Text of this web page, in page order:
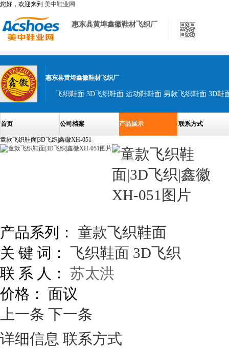
您好，欢迎来到 美中鞋业网
惠东县黄埠鑫徽鞋材飞织厂
惠东县黄埠鑫徽鞋材飞织厂
飞织鞋面 3D飞织鞋面 运动鞋鞋面 男款飞织鞋面 3D
首页 公司档案 产品展示 联系方式
童款飞织鞋面|3D飞织|鑫徽XH-051
产品系列： 童款飞织鞋面
关 键 词： 飞织鞋面 3D飞织
联 系 人： 苏太洪
价格： 面议
上一条 下一条
详细信息 联系方式